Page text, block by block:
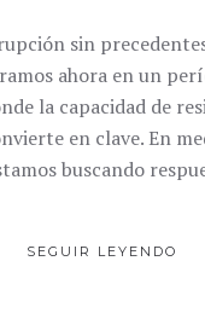
sin
ahora en un
la capacidad de
en clave. En
buscando
SEGUIR LEYENDO